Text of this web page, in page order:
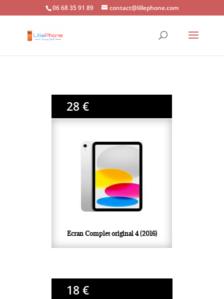
06 68 35 91 89 contact@lillephone.com
28 €
Ecran Complet original 4 (2016)
18 €